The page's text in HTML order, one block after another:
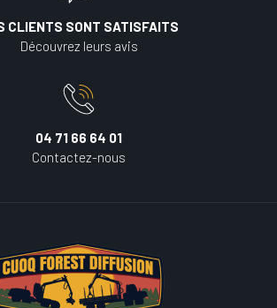
CLIENTS SONT SATISFAITS
Découvrez leurs avis
04 71 66 64 01
Contactez-nous